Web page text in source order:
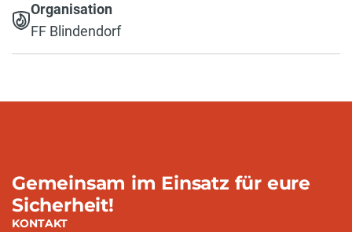
Organisation
FF Blindendorf
Gemeinsam im Einsatz für eure
Sicherheit!
KONTAKT